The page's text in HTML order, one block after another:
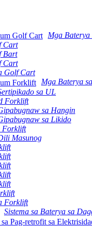
Mga
Cart
Bart
Cart
Golf Cart
Mga Baterya
sa UL
Forklift
sa Hangin
sa Likido
Forklift
Masunog
Forklift
Sistema sa Baterya sa